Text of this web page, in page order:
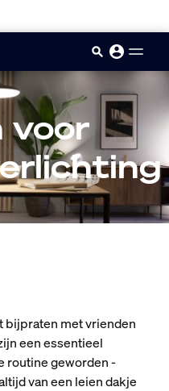
voor
bijpraten met vrienden
een essentieel
routine geworden -
van een leien dakje